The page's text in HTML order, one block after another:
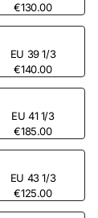
€130.00
€140.00
EU 39 1/3
€185.00
EU 41 1/3
€125.00
EU 43 1/3